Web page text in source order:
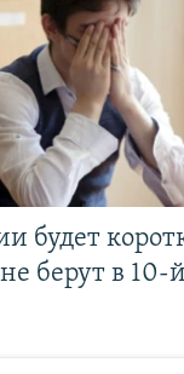
будет
берут в 10-